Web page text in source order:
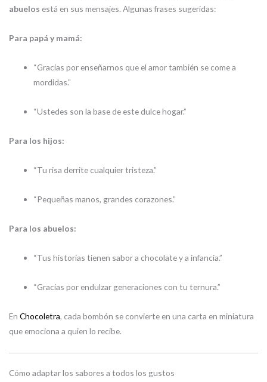
abuelos está en sus mensajes. Algunas frases sugeridas:
Para papá y mamá:
“Gracias por enseñarnos que el amor también se come a
mordidas.”
“Ustedes son la base de este dulce hogar.”
Para los hijos:
“Tu risa derrite cualquier tristeza.”
“Pequeñas manos, grandes corazones.”
Para los abuelos:
“Tus historias tienen sabor a chocolate y a infancia.”
“Gracias por endulzar generaciones con tu ternura.”
En Chocoletra, cada bombón se convierte en una carta en miniatura
que emociona a quien lo recibe.
Cómo adaptar los sabores a todos los gustos